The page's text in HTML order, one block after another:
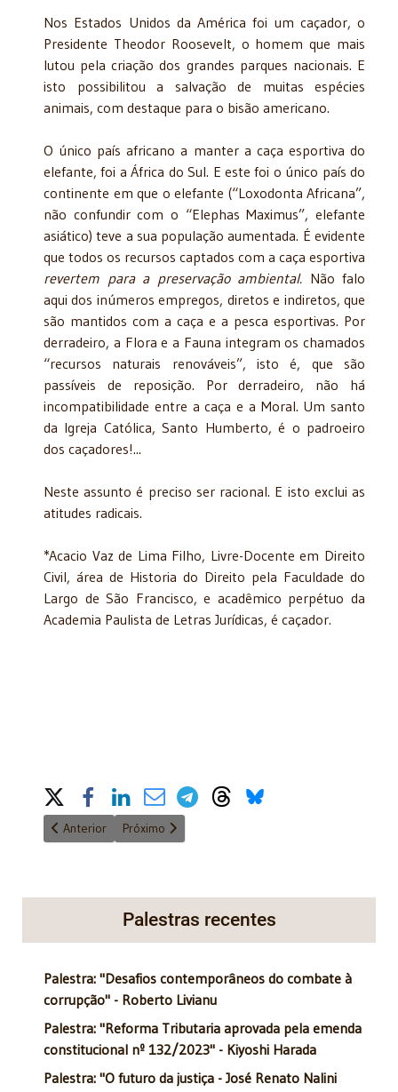
Nos Estados Unidos da América foi um caçador, o
Presidente Theodor Roosevelt, o homem que mais
lutou pela criação dos grandes parques nacionais. E
isto possibilitou a salvação de muitas espécies
animais, com destaque para o bisão americano.
O único país africano a manter a caça esportiva do
elefante, foi a África do Sul. E este foi o único país do
continente em que o elefante (“Loxodonta Africana”,
não confundir com o “Elephas Maximus”, elefante
asiático) teve a sua população aumentada. É evidente
que todos os recursos captados com a caça esportiva
revertem para a preservação ambiental. Não falo
aqui dos inúmeros empregos, diretos e indiretos, que
são mantidos com a caça e a pesca esportivas. Por
derradeiro, a Flora e a Fauna integram os chamados
“recursos naturais renováveis”, isto é, que são
passíveis de reposição. Por derradeiro, não há
incompatibilidade entre a caça e a Moral. Um santo
da Igreja Católica, Santo Humberto, é o padroeiro
dos caçadores!...
Neste assunto é preciso ser racional. E isto exclui as
atitudes radicais.
*Acacio Vaz de Lima Filho, Livre-Docente em Direito
Civil, área de Historia do Direito pela Faculdade do
Largo de São Francisco, e acadêmico perpétuo da
Academia Paulista de Letras Jurídicas, é caçador.
Share on Social Media
Artigo anterior: Regina Beatriz Tavares da Silva fala sobre
Anterior Próximo artigo: Ministro Costa Manso: Vida e
Próximo
Palestras recentes
Palestra: "Desafios contemporâneos do combate à
corrupção" - Roberto Livianu
Palestra: "Reforma Tributaria aprovada pela emenda
constitucional nº 132/2023" - Kiyoshi Harada
Palestra: "O futuro da justiça - José Renato Nalini